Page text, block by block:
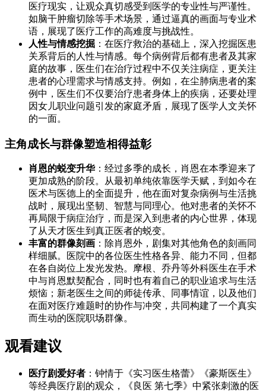
医疗现实，让观众真切感受到医学的专业性与严谨性。
如脑干肿瘤切除等手术场景，通过逼真的画面与专业术
语，展现了医疗工作的高难度与挑战性。
人性与情感挖掘 ：在医疗救治的基础上，深入挖掘医患
关系背后的人性与情感。每个病例背后都有患者及其家
庭的故事，医生们在治疗过程中不仅关注病症，更关注
患者的心理需求与情感支持。例如，在尘肺病患者的案
例中，医生们不仅要治疗患者身体上的疾病，还要处理
因女儿职业问题引发的家庭矛盾，展现了医学人文关怀
的一面。
主角成长与群像塑造相得益彰
肖恩的蜕变升华：经过多季的成长，肖恩在本季迎来了
更加成熟的阶段。从最初单纯依靠医学天赋，到如今在
医术与医德上的全面提升，他在面对复杂病例与生活挑
战时，展现出坚韧、智慧与同理心。他对患者的关怀不
再局限于病症治疗，而是深入到患者的内心世界，体现
了从天才医生到真正医者的蜕变。
丰富的群像刻画 ：除肖恩外，剧集对其他角色的刻画同
样细腻。医院中的各位医生性格各异、能力不同，但都
在各自岗位上发光发热。摩根、乔丹等外科医生在手术
中与肖恩默契配合，同时也有着自己的职业追求与生活
烦恼；新老医生之间的师徒传承、同事情谊，以及他们
在面对医疗难题时的协作与冲突，共同构建了一个真实
而生动的医院职场群像。
观看建议
医疗剧爱好者 ：钟情于《实习医生格蕾》《豪斯医生》
等经典医疗剧的观众，《良医 第七季》中紧张刺激的医